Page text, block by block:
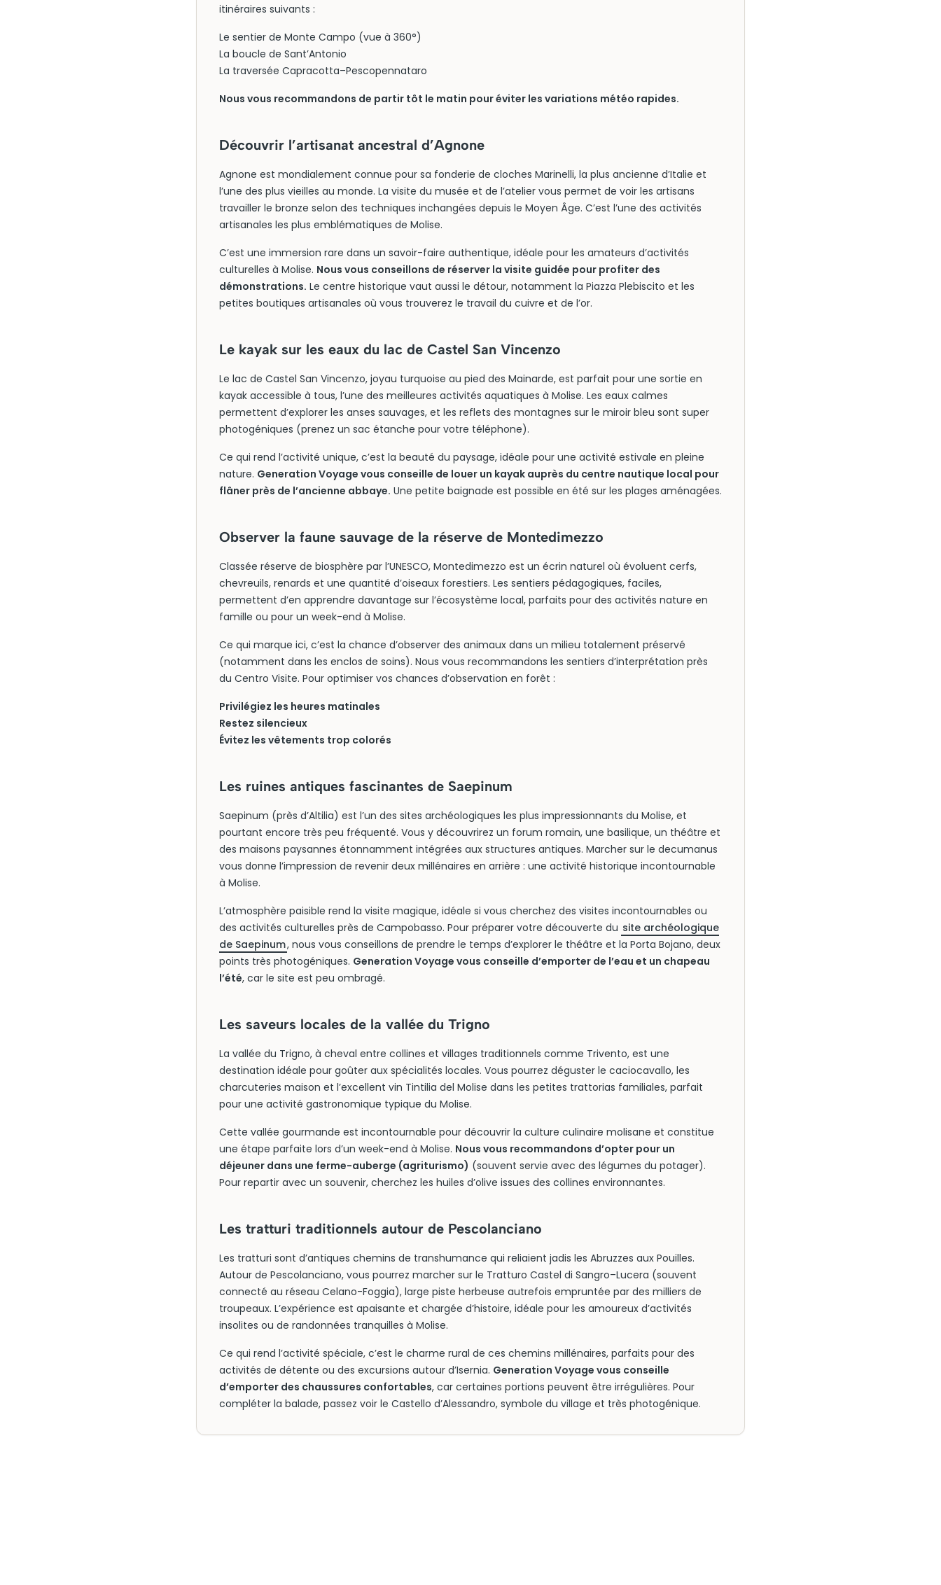
itinéraires suivants :
Le sentier de Monte Campo (vue à 360°)
La boucle de Sant’Antonio
La traversée Capracotta–Pescopennataro
Nous vous recommandons de partir tôt le matin pour éviter les variations météo rapides.
Découvrir l’artisanat ancestral d’Agnone
Agnone est mondialement connue pour sa fonderie de cloches Marinelli, la plus ancienne d’Italie et
l’une des plus vieilles au monde. La visite du musée et de l’atelier vous permet de voir les artisans
travailler le bronze selon des techniques inchangées depuis le Moyen Âge. C’est l’une des activités
artisanales les plus emblématiques de Molise.
C’est une immersion rare dans un savoir-faire authentique, idéale pour les amateurs d’activités
culturelles à Molise. Nous vous conseillons de réserver la visite guidée pour profiter des
démonstrations. Le centre historique vaut aussi le détour, notamment la Piazza Plebiscito et les
petites boutiques artisanales où vous trouverez le travail du cuivre et de l’or.
Le kayak sur les eaux du lac de Castel San Vincenzo
Le lac de Castel San Vincenzo, joyau turquoise au pied des Mainarde, est parfait pour une sortie en
kayak accessible à tous, l’une des meilleures activités aquatiques à Molise. Les eaux calmes
permettent d’explorer les anses sauvages, et les reflets des montagnes sur le miroir bleu sont super
photogéniques (prenez un sac étanche pour votre téléphone).
Ce qui rend l’activité unique, c’est la beauté du paysage, idéale pour une activité estivale en pleine
nature. Generation Voyage vous conseille de louer un kayak auprès du centre nautique local pour
flâner près de l’ancienne abbaye. Une petite baignade est possible en été sur les plages aménagées.
Observer la faune sauvage de la réserve de Montedimezzo
Classée réserve de biosphère par l’UNESCO, Montedimezzo est un écrin naturel où évoluent cerfs,
chevreuils, renards et une quantité d’oiseaux forestiers. Les sentiers pédagogiques, faciles,
permettent d’en apprendre davantage sur l’écosystème local, parfaits pour des activités nature en
famille ou pour un week-end à Molise.
Ce qui marque ici, c’est la chance d’observer des animaux dans un milieu totalement préservé
(notamment dans les enclos de soins). Nous vous recommandons les sentiers d’interprétation près
du Centro Visite. Pour optimiser vos chances d’observation en forêt :
Privilégiez les heures matinales
Restez silencieux
Évitez les vêtements trop colorés
Les ruines antiques fascinantes de Saepinum
Saepinum (près d’Altilia) est l’un des sites archéologiques les plus impressionnants du Molise, et
pourtant encore très peu fréquenté. Vous y découvrirez un forum romain, une basilique, un théâtre et
des maisons paysannes étonnamment intégrées aux structures antiques. Marcher sur le decumanus
vous donne l’impression de revenir deux millénaires en arrière : une activité historique incontournable
à Molise.
L’atmosphère paisible rend la visite magique, idéale si vous cherchez des visites incontournables ou
des activités culturelles près de Campobasso. Pour préparer votre découverte du site archéologique
de Saepinum, nous vous conseillons de prendre le temps d’explorer le théâtre et la Porta Bojano, deux
points très photogéniques. Generation Voyage vous conseille d’emporter de l’eau et un chapeau
l’été, car le site est peu ombragé.
Les saveurs locales de la vallée du Trigno
La vallée du Trigno, à cheval entre collines et villages traditionnels comme Trivento, est une
destination idéale pour goûter aux spécialités locales. Vous pourrez déguster le caciocavallo, les
charcuteries maison et l’excellent vin Tintilia del Molise dans les petites trattorias familiales, parfait
pour une activité gastronomique typique du Molise.
Cette vallée gourmande est incontournable pour découvrir la culture culinaire molisane et constitue
une étape parfaite lors d’un week-end à Molise. Nous vous recommandons d’opter pour un
déjeuner dans une ferme-auberge (agriturismo) (souvent servie avec des légumes du potager).
Pour repartir avec un souvenir, cherchez les huiles d’olive issues des collines environnantes.
Les tratturi traditionnels autour de Pescolanciano
Les tratturi sont d’antiques chemins de transhumance qui reliaient jadis les Abruzzes aux Pouilles.
Autour de Pescolanciano, vous pourrez marcher sur le Tratturo Castel di Sangro–Lucera (souvent
connecté au réseau Celano-Foggia), large piste herbeuse autrefois empruntée par des milliers de
troupeaux. L’expérience est apaisante et chargée d’histoire, idéale pour les amoureux d’activités
insolites ou de randonnées tranquilles à Molise.
Ce qui rend l’activité spéciale, c’est le charme rural de ces chemins millénaires, parfaits pour des
activités de détente ou des excursions autour d’Isernia. Generation Voyage vous conseille
d’emporter des chaussures confortables, car certaines portions peuvent être irrégulières. Pour
compléter la balade, passez voir le Castello d’Alessandro, symbole du village et très photogénique.